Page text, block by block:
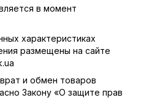
в момент
характеристиках
размещены на сайте
и обмен товаров
Закону «О защите прав